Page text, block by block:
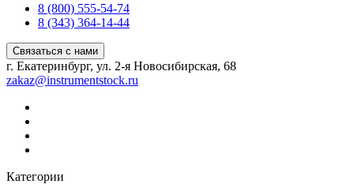
8 (800) 555-54-74
8 (343) 364-14-44
Связаться с нами
г. Екатеринбург, ул. 2-я Новосибирская, 68
zakaz@instrumentstock.ru
Категории